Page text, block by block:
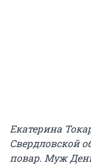
Екатерина
Свердловской
повар. Муж